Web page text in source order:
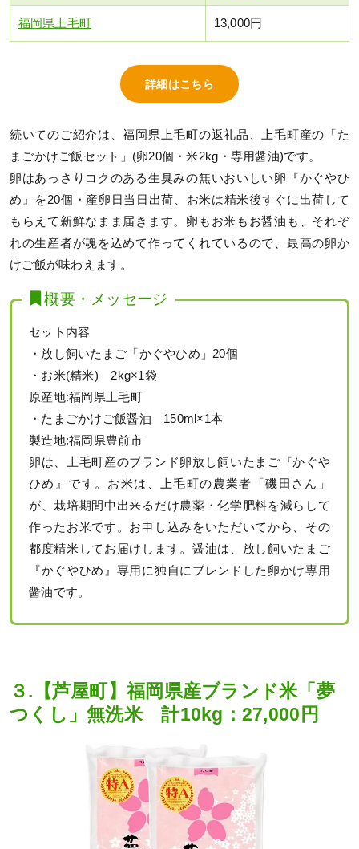
福岡県上毛町 13,000円
詳細はこちら
続いてのご紹介は、福岡県上毛町の返礼品、上毛町産の「た
まごかけご飯セット」(卵20個・米2kg・専用醤油)です。
卵はあっさりコクのある生臭みの無いおいしい卵『かぐやひ
め』を20個・産卵日当日出荷、お米は精米後すぐに出荷して
もらえて新鮮なまま届きます。卵もお米もお醤油も、それぞ
れの生産者が魂を込めて作ってくれているので、最高の卵か
けご飯が味わえます。
概要・メッセージ
セット内容
・放し飼いたまご「かぐやひめ」20個
・お米(精米) 2kg×1袋
原産地:福岡県上毛町
・たまごかけご飯醤油 150ml×1本
製造地:福岡県豊前市
卵は、上毛町産のブランド卵放し飼いたまご『かぐや
ひめ』です。お米は、上毛町の農業者「磯田さん」
が、栽培期間中出来るだけ農薬・化学肥料を減らして
作ったお米です。お申し込みをいただいてから、その
都度精米してお届けします。醤油は、放し飼いたまご
『かぐやひめ』専用に独自にブレンドした卵かけ専用
醤油です。
３.【芦屋町】福岡県産ブランド米「夢
つくし」無洗米 計10kg：27,000円